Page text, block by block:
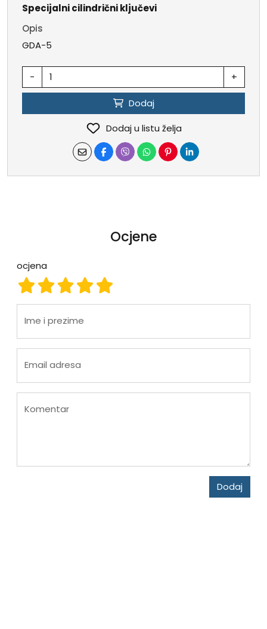
Specijalni cilindrični ključevi
Opis
GDA-5
- +
Dodaj
Dodaj u listu želja
Ocjene
ocjena
ocjena 5
ocjena 4
ocjena 3
ocjena 2
ocjena 1
Ime i prezime
Email adresa
Komentar
Dodaj